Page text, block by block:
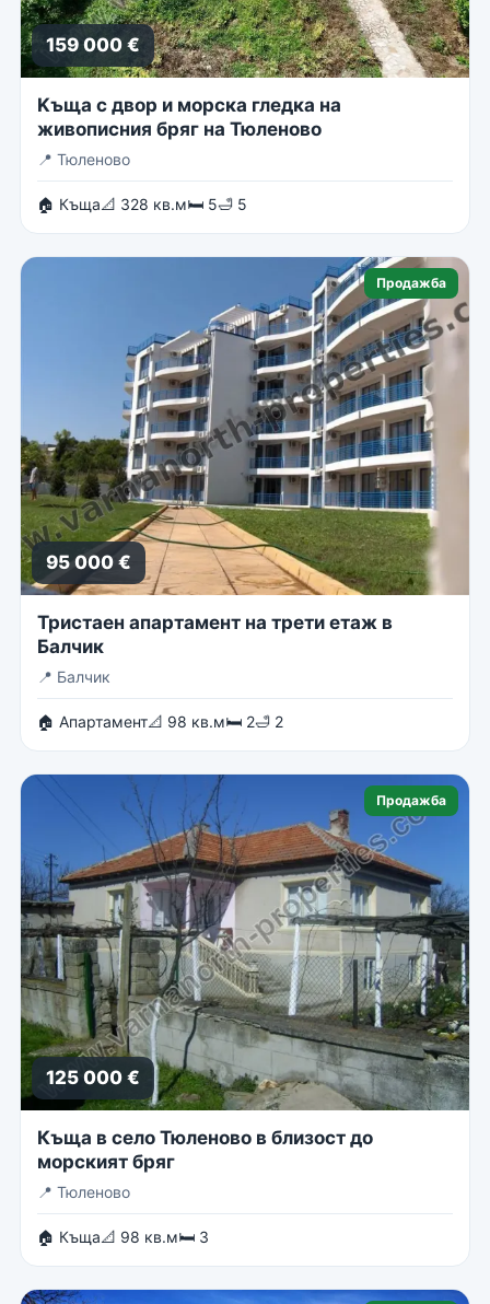
159 000 €
Kъща с двор и морска гледка на
живописния бряг на Тюленово
📍 Тюленово
🏠 Къща📐 328 кв.м🛏 5🛁 5
Продажба
95 000 €
Тристаен апартамент на трети етаж в
Балчик
📍 Балчик
🏠 Апартамент📐 98 кв.м🛏 2🛁 2
Продажба
125 000 €
Къща в село Тюленово в близост до
морският бряг
📍 Тюленово
🏠 Къща📐 98 кв.м🛏 3